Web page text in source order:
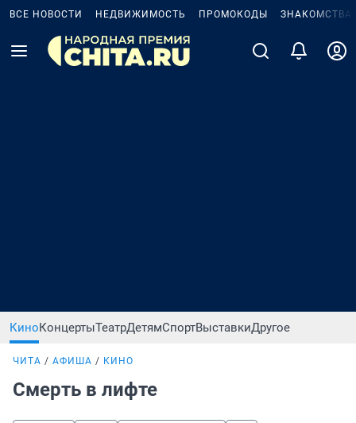
ВСЕ НОВОСТИ НЕДВИЖИМОСТЬ ПРОМОКОДЫ ЗНАКОМСТВА
КиноКонцертыТеатрДетямСпортВыставкиДругое
ЧИТА АФИША КИНО
Смерть в лифте